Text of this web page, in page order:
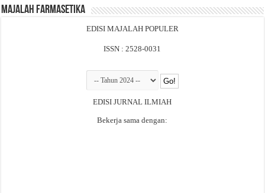
Majalah Farmasetika
EDISI MAJALAH POPULER
ISSN : 2528-0031
EDISI JURNAL ILMIAH
Bekerja sama dengan: